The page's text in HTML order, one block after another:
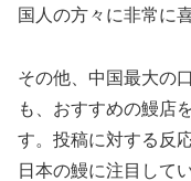
国人の方々に非常に
その他、中国最大の
も、おすすめの鰻店
す。投稿に対する反
日本の鰻に注目して